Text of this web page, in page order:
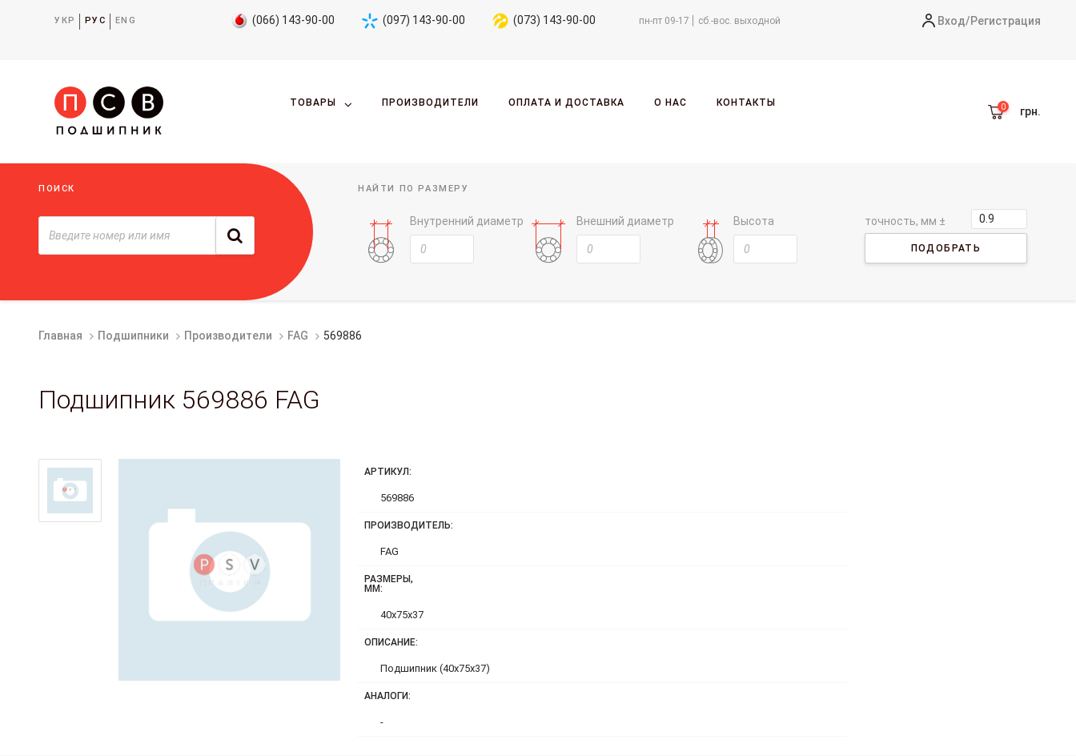
УКР РУС ENG пн-пт 09-17 сб.-вос. выходной
(066) 143-90-00 (097) 143-90-00 (073) 143-90-00 Вход/Регистрация
ТОВАРЫ ПРОИЗВОДИТЕЛИ ОПЛАТА И ДОСТАВКА О НАС КОНТАКТЫ
грн.
ПОИСК НАЙТИ ПО РАЗМЕРУ
Внутренний диаметр Внешний диаметр Высота точность, мм ±
ПОДОБРАТЬ
Главная Подшипники Производители FAG 569886
Подшипник 569886 FAG
АРТИКУЛ:
569886
ПРОИЗВОДИТЕЛЬ:
FAG
РАЗМЕРЫ,
ММ:
40x75x37
ОПИСАНИЕ:
Подшипник (40х75х37)
АНАЛОГИ:
-